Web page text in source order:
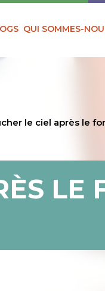
QUI SOMMES-
le ciel après le
LE